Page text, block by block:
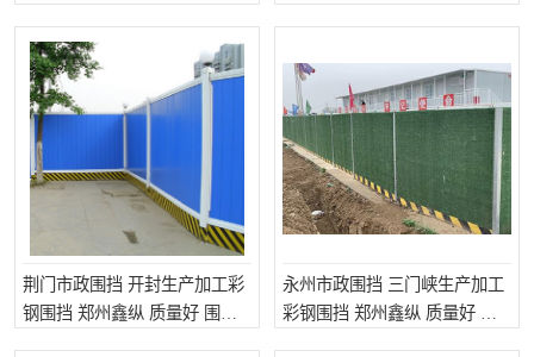
荆门市政围挡 开封生产加工彩
钢围挡 郑州鑫纵 质量好 围挡
永州市政围挡 三门峡生产加工
彩钢围挡 郑州鑫纵 质量好 鑫